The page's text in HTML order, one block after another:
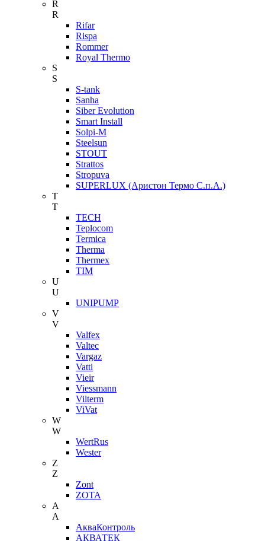
R
R
Rifar
Rispa
Rommer
Royal Thermo
S
S
S-tank
Sanha
Siber Evolution
Smart Install
Solpi-M
Steelsun
STOUT
Strattos
Stropuva
SUPERLUX (Аристон Термо С.п.А.)
T
T
TECH
Teplocom
Termica
Therma
Thermex
TIM
U
U
UNIPUMP
V
V
Valfex
Valtec
Vargaz
Vatti
Vieir
Viessmann
Vilterm
ViVat
W
W
WertRus
Wester
Z
Z
Zont
ZOTA
А
А
АкваКонтроль
АКВАТЕК